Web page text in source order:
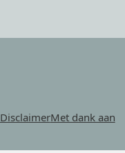
DisclaimerMet dank aan